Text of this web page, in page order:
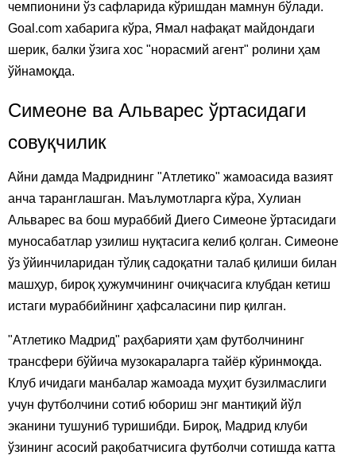
чемпионини ўз сафларида кўришдан мамнун бўлади.
Goal.com хабарига кўра, Ямал нафақат майдондаги
шерик, балки ўзига хос "норасмий агент" ролини ҳам
ўйнамоқда.
Симеоне ва Альварес ўртасидаги
совуқчилик
Айни дамда Мадриднинг "Атлетико" жамоасида вазият
анча таранглашган. Маълумотларга кўра, Хулиан
Альварес ва бош мураббий Диего Симеоне ўртасидаги
муносабатлар узилиш нуқтасига келиб қолган. Симеоне
ўз ўйинчиларидан тўлиқ садоқатни талаб қилиши билан
машҳур, бироқ ҳужумчининг очиқчасига клубдан кетиш
истаги мураббийнинг ҳафсаласини пир қилган.
"Атлетико Мадрид" раҳбарияти ҳам футболчининг
трансфери бўйича музокараларга тайёр кўринмоқда.
Клуб ичидаги манбалар жамоада муҳит бузилмаслиги
учун футболчини сотиб юбориш энг мантиқий йўл
эканини тушуниб туришибди. Бироқ, Мадрид клуби
ўзининг асосий рақобатчисига футболчи сотишда катта